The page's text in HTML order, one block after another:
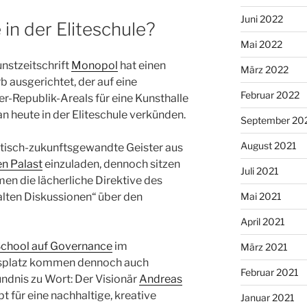
der Eliteschule?
Monopol hat einen
ausgerichtet, der auf eine
Republik-Areals für eine Kunsthalle
heute in der Eliteschule verkünden.
zukunftsgewandte Geister aus
Palasteinzuladen, dennoch sitzen
die lächerliche Direktive des
Diskussionen“ über den
auf Governance im
kommen dennoch auch
zu Wort: Der Visionär Andreas
für eine nachhaltige, kreative
Juni 2022
Mai 2022
März 2022
Februar 2022
September
August 2021
Juli 2021
Mai 2021
April 2021
März 2021
Februar 2021
Januar 2021